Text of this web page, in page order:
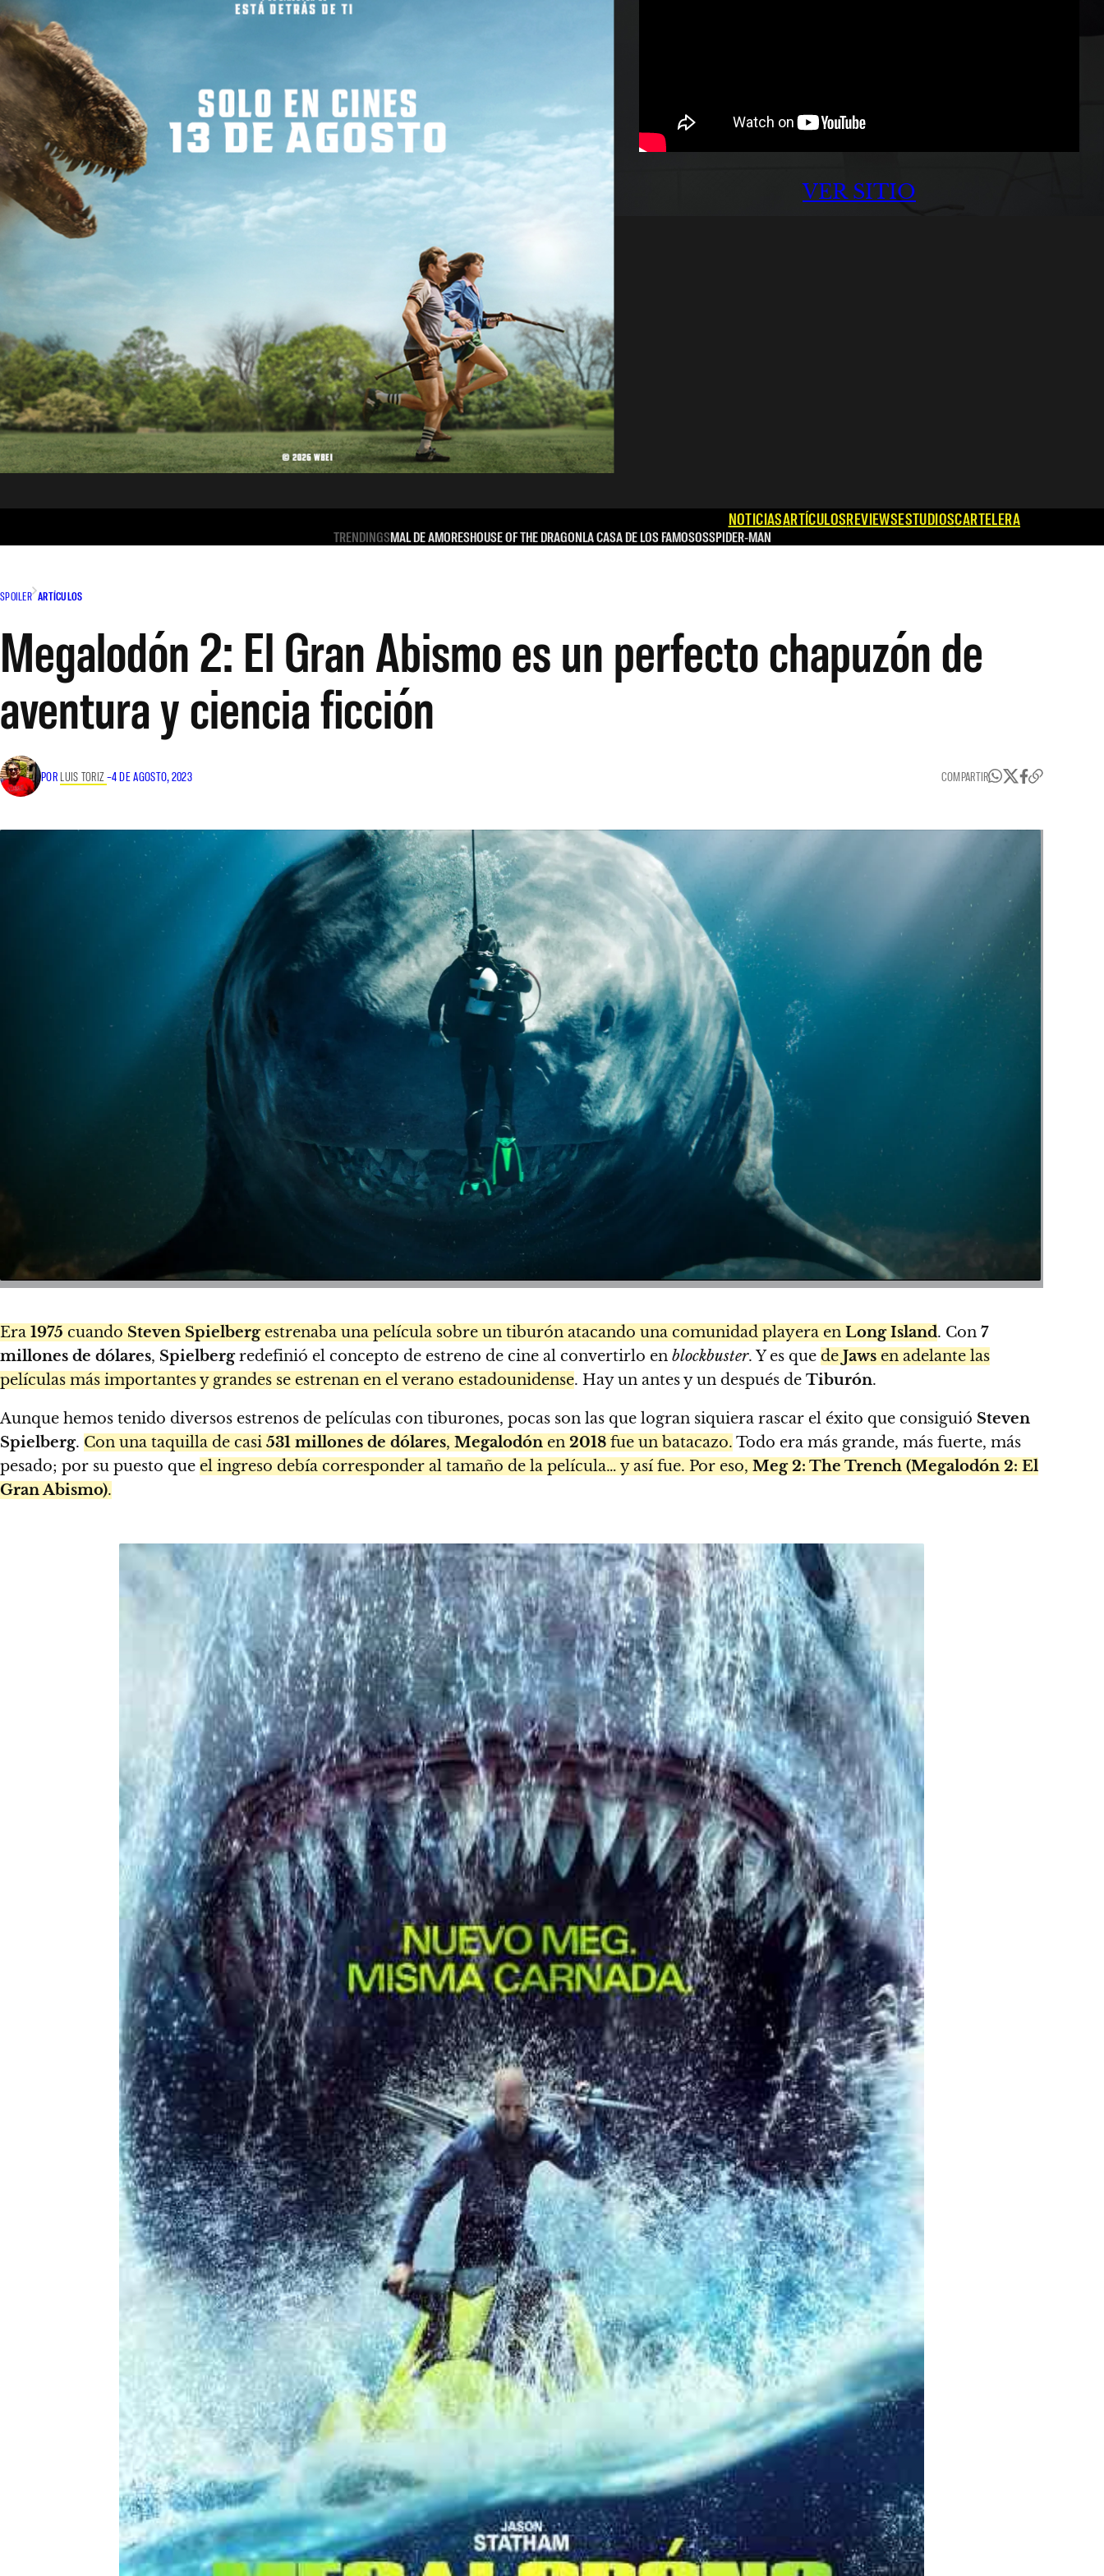
VER SITIO
NOTICIASARTÍCULOSREVIEWSESTUDIOSCARTELERA
TRENDINGSMAL DE AMORESHOUSE OF THE DRAGONLA CASA DE LOS FAMOSOSSPIDER-MAN
SPOILER ARTÍCULOS
Megalodón 2: El Gran Abismo es un perfecto chapuzón de
aventura y ciencia ficción
POR LUIS TORIZ –4 DE AGOSTO, 2023 COMPARTIR
Era 1975 cuando Steven Spielbergestrenaba una película sobre un tiburón atacando una comunidad playera en Long Island. Con 7
millones de dólares, Spielbergredefinió el concepto de estreno de cine al convertirlo en blockbuster. Y es que de Jaws en adelante las
películas más importantes y grandes se estrenan en el verano estadounidense. Hay un antes y un después de Tiburón.
Aunque hemos tenido diversos estrenos de películas con tiburones, pocas son las que logran siquiera rascar el éxito que consiguió Steven
Spielberg. Con una taquilla de casi 531 millones de dólares, Megalodón en 2018 fue un batacazo. Todo era más grande, más fuerte, más
pesado; por su puesto que el ingreso debía corresponder al tamaño de la película… y así fue. Por eso, Meg 2: The Trench (Megalodón 2: El
Gran Abismo).